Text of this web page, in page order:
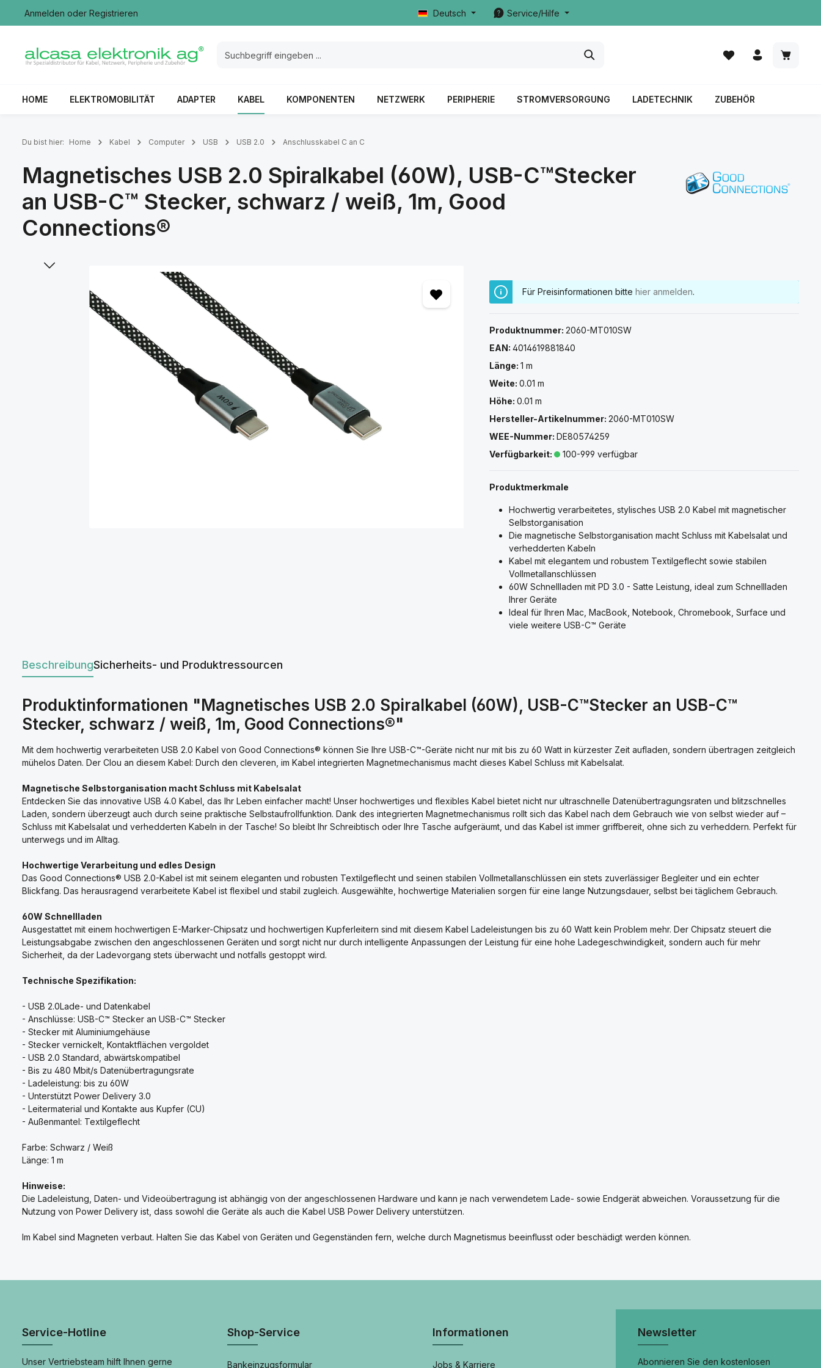
Zur Hauptnavigation springen
Anmelden oder Registrieren Deutsch Service/Hilfe
HOME ELEKTROMOBILITÄT ADAPTER KABEL KOMPONENTEN NETZWERK PERIPHERIE STROMVERSORGUNG LADETECHNIK ZUBEHÖR
Du bist hier: Home Kabel Computer USB USB 2.0 Anschlusskabel C an C
Magnetisches USB 2.0 Spiralkabel (60W), USB-C™Stecker
an USB-C™ Stecker, schwarz / weiß, 1m, Good
Connections®
Bildergalerie überspringen
Für Preisinformationen bittehier anmelden.
Produktnummer:2060-MT010SW
EAN:4014619881840
Länge:1 m
Weite:0.01 m
Höhe:0.01 m
Hersteller-Artikelnummer:2060-MT010SW
WEE-Nummer:DE80574259
Verfügbarkeit:
100-999 verfügbar
Produktmerkmale
Hochwertig verarbeitetes, stylisches USB 2.0 Kabel mit magnetischer
Selbstorganisation
Die magnetische Selbstorganisation macht Schluss mit Kabelsalat und
verhedderten Kabeln
Kabel mit elegantem und robustem Textilgeflecht sowie stabilen
Vollmetallanschlüssen
60W Schnellladen mit PD 3.0 - Satte Leistung, ideal zum Schnellladen
Ihrer Geräte
Ideal für Ihren Mac, MacBook, Notebook, Chromebook, Surface und
viele weitere USB-C™ Geräte
BeschreibungSicherheits- und Produktressourcen
Produktinformationen "Magnetisches USB 2.0 Spiralkabel (60W), USB-C™Stecker an USB-C™
Stecker, schwarz / weiß, 1m, Good Connections®"
Mit dem hochwertig verarbeiteten USB 2.0 Kabel von Good Connections® können Sie Ihre USB-C™-Geräte nicht nur mit bis zu 60 Watt in kürzester Zeit aufladen, sondern übertragen zeitgleich
mühelos Daten. Der Clou an diesem Kabel: Durch den cleveren, im Kabel integrierten Magnetmechanismus macht dieses Kabel Schluss mit Kabelsalat.
Magnetische Selbstorganisation macht Schluss mit Kabelsalat
Entdecken Sie das innovative USB 4.0 Kabel, das Ihr Leben einfacher macht! Unser hochwertiges und flexibles Kabel bietet nicht nur ultraschnelle Datenübertragungsraten und blitzschnelles
Laden, sondern überzeugt auch durch seine praktische Selbstaufrollfunktion. Dank des integrierten Magnetmechanismus rollt sich das Kabel nach dem Gebrauch wie von selbst wieder auf –
Schluss mit Kabelsalat und verhedderten Kabeln in der Tasche! So bleibt Ihr Schreibtisch oder Ihre Tasche aufgeräumt, und das Kabel ist immer griffbereit, ohne sich zu verheddern. Perfekt für
unterwegs und im Alltag.
Hochwertige Verarbeitung und edles Design
Das Good Connections® USB 2.0-Kabel ist mit seinem eleganten und robusten Textilgeflecht und seinen stabilen Vollmetallanschlüssen ein stets zuverlässiger Begleiter und ein echter
Blickfang. Das herausragend verarbeitete Kabel ist flexibel und stabil zugleich. Ausgewählte, hochwertige Materialien sorgen für eine lange Nutzungsdauer, selbst bei täglichem Gebrauch.
60W Schnellladen
Ausgestattet mit einem hochwertigen E-Marker-Chipsatz und hochwertigen Kupferleitern sind mit diesem Kabel Ladeleistungen bis zu 60 Watt kein Problem mehr. Der Chipsatz steuert die
Leistungsabgabe zwischen den angeschlossenen Geräten und sorgt nicht nur durch intelligente Anpassungen der Leistung für eine hohe Ladegeschwindigkeit, sondern auch für mehr
Sicherheit, da der Ladevorgang stets überwacht und notfalls gestoppt wird.
Technische Spezifikation:
- USB 2.0Lade- und Datenkabel
- Anschlüsse: USB-C™ Stecker an USB-C™ Stecker
- Stecker mit Aluminiumgehäuse
- Stecker vernickelt, Kontaktflächen vergoldet
- USB 2.0 Standard, abwärtskompatibel
- Bis zu 480 Mbit/s Datenübertragungsrate
- Ladeleistung: bis zu 60W
- Unterstützt Power Delivery 3.0
- Leitermaterial und Kontakte aus Kupfer (CU)
- Außenmantel: Textilgeflecht
Farbe: Schwarz / Weiß
Länge: 1 m
Hinweise:
Die Ladeleistung, Daten- und Videoübertragung ist abhängig von der angeschlossenen Hardware und kann je nach verwendetem Lade- sowie Endgerät abweichen. Voraussetzung für die
Nutzung von Power Delivery ist, dass sowohl die Geräte als auch die Kabel USB Power Delivery unterstützen.
Im Kabel sind Magneten verbaut. Halten Sie das Kabel von Geräten und Gegenständen fern, welche durch Magnetismus beeinflusst oder beschädigt werden können.
Service-Hotline
Unser Vertriebsteam hilft Ihnen gerne
Shop-Service
Bankeinzugsformular
Informationen
Jobs & Karriere
Newsletter
Abonnieren Sie den kostenlosen